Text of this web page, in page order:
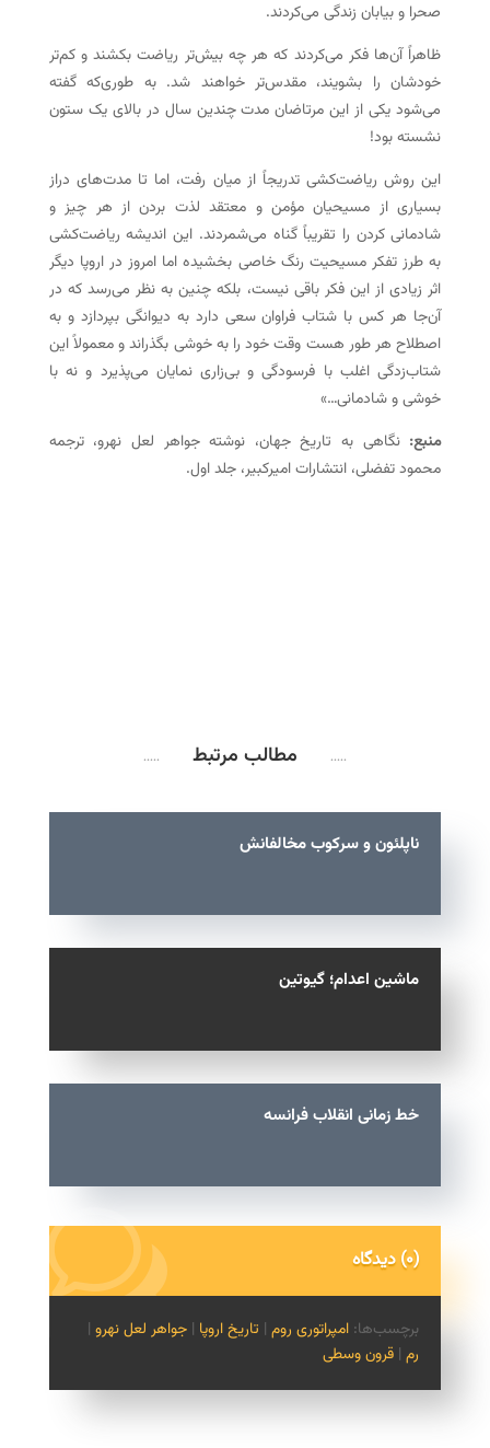
صحرا و بیابان زندگی می‌کردند.
ظاهراً آن‌ها فکر می‌کردند که هر چه بیش‌تر ریاضت بکشند و کم‌تر
خودشان را بشویند، مقدس‌تر خواهند شد. به طوری‌که گفته
می‌شود یکی از این مرتاضان مدت چندین سال در بالای یک ستون
نشسته بود!
این روش ریاضت‌کشی تدریجاً از میان رفت، اما تا مدت‌های دراز
بسیاری از مسیحیان مؤمن و معتقد لذت بردن از هر چیز و
شادمانی کردن را تقریباً گناه می‌شمردند. این اندیشه ریاضت‌کشی
به طرز تفکر مسیحیت رنگ خاصی بخشیده اما امروز در اروپا دیگر
اثر زیادی از این فکر باقی نیست، بلکه چنین به نظر می‌رسد که در
آن‌جا هر کس با شتاب فراوان سعی دارد به دیوانگی بپردازد و به
اصطلاح هر طور هست وقت خود را به خوشی بگذراند و معمولاً این
شتاب‌زدگی اغلب با فرسودگی و بی‌زاری نمایان می‌پذیرد و نه با
خوشی و شادمانی…»
منبع: نگاهی به تاریخ جهان، نوشته جواهر لعل نهرو، ترجمه
محمود تفضلی، انتشارات امیرکبیر، جلد اول.
..... مطالب مرتبط .....
ناپلئون و سرکوب مخالفانش
ماشین اعدام؛ گیوتین
خط زمانی انقلاب فرانسه
(0) دیدگاه
برچسب‌ها: امپراتوری روم| تاریخ اروپا | جواهر لعل نهرو|
رم| قرون وسطی